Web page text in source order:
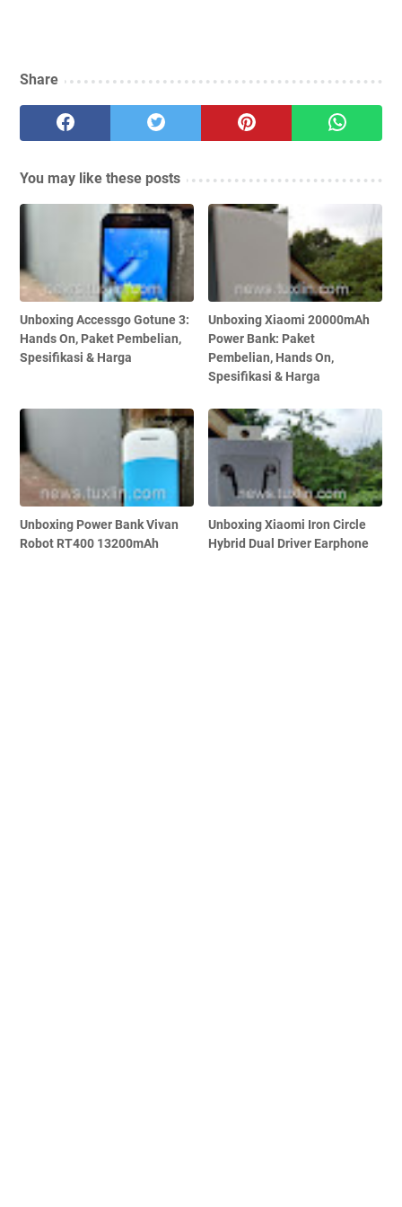
Share
You may like these posts
Unboxing Accessgo Gotune 3:
Hands On, Paket Pembelian,
Spesifikasi & Harga
Unboxing Xiaomi 20000mAh
Power Bank: Paket
Pembelian, Hands On,
Spesifikasi & Harga
Unboxing Power Bank Vivan
Robot RT400 13200mAh
Unboxing Xiaomi Iron Circle
Hybrid Dual Driver Earphone